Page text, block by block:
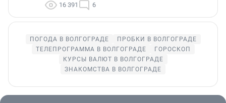
16 391 6
ПОГОДА В ВОЛГОГРАДЕ
ПРОБКИ В ВОЛГОГРАДЕ
ТЕЛЕПРОГРАММА В ВОЛГОГРАДЕ
ГОРОСКОП
КУРСЫ ВАЛЮТ В ВОЛГОГРАДЕ
ЗНАКОМСТВА В ВОЛГОГРАДЕ